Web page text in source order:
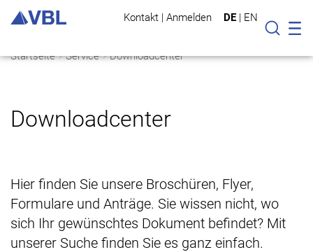
Kontakt | Anmelden DE | EN
Suche
Startseite Service Downloadcenter
Downloadcenter
Hier finden Sie unsere Broschüren, Flyer,
Formulare und Anträge. Sie wissen nicht, wo
sich Ihr gewünschtes Dokument befindet? Mit
unserer Suche finden Sie es ganz einfach.